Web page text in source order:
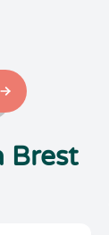
Brest